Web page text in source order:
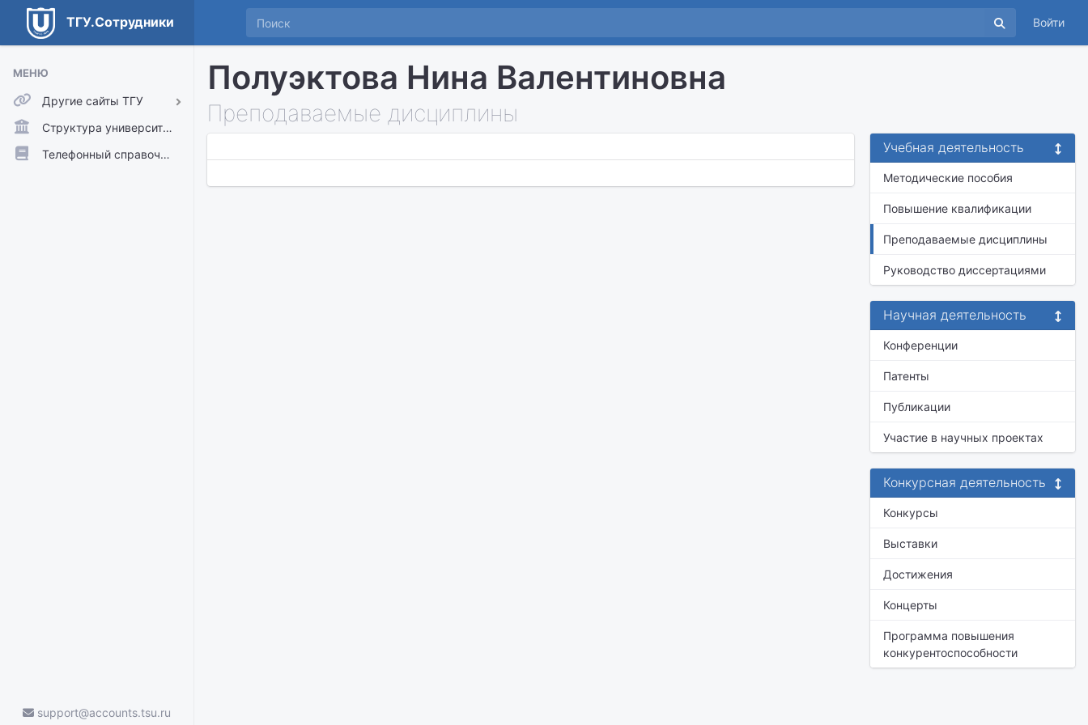
ТГУ.Сотрудники Войти
МЕНЮ
Другие сайты ТГУ
ТГУ.Аккаунты
ТГУ.Расписание
Структура университета
Телефонный справочник
support@accounts.tsu.ru
Полуэктова Нина Валентиновна
Преподаваемые дисциплины
Учебная деятельность
Методические пособия
Повышение квалификации
Преподаваемые дисциплины
Руководство диссертациями
Научная деятельность
Конференции
Патенты
Публикации
Участие в научных проектах
Конкурсная деятельность
Конкурсы
Выставки
Достижения
Концерты
Программа повышения
конкурентоспособности